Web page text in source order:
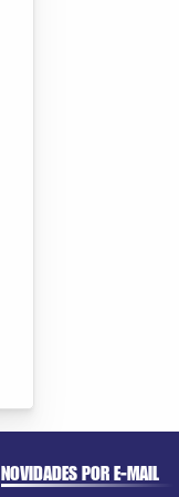
NOVIDADES POR E-MAIL